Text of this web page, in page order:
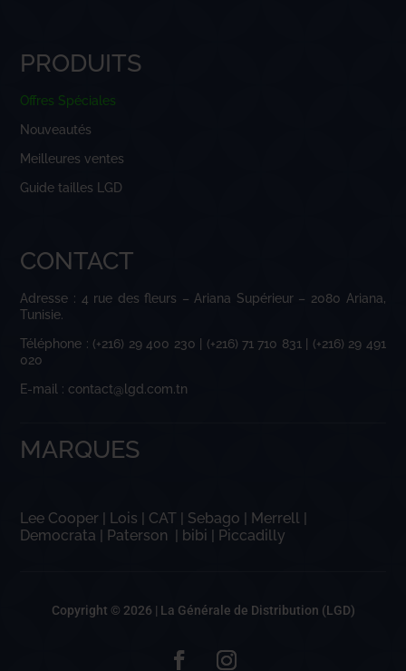
PRODUITS
Offres Spéciales
Nouveautés
Meilleures ventes
Guide tailles LGD
CONTACT
Adresse : 4 rue des fleurs – Ariana Supérieur – 2080 Ariana,
Tunisie.
Téléphone : (+216) 29 400 230 | (+216) 71 710 831 | (+216) 29 491
020
E-mail : contact@lgd.com.tn
MARQUES
Lee Cooper | Lois | CAT | Sebago | Merrell |
Democrata | Paterson | bibi | Piccadilly
Copyright © 2026 | La Générale de Distribution (LGD)